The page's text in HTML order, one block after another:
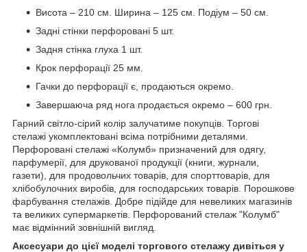
Висота – 210 см. Ширина – 125 см. Подіум – 50 см.
Задні стінки перфоровані 5 шт.
Задня стінка глуха 1 шт.
Крок перфорації 25 мм.
Гачки до перфорації є, продаються окремо.
Завершаюча ряд нога продається окремо – 600 грн.
Гарний світло-сірий колір залучатиме покупців. Торгові
стелажі укомплектовані всіма потрібними деталями.
Перфоровані стелажі «Колумб» призначений для одягу,
парфумерії, для друкованої продукції (книги, журнали,
газети), для продовольчих товарів, для спорттоварів, для
хлібобулочних виробів, для господарських товарів. Порошкове
фарбування стелажів. Добре підійде для невеликих магазинів
та великих супермаркетів. Перфорований стелаж "Колумб"
має відмінний зовнішній вигляд.
Аксесуари до цієї моделі торгового стелажу дивіться у